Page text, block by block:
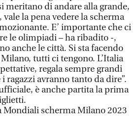
meritano di andare alla grande,
la pena vedere la scherma
E’ importante che ci
le olimpiadi – ha ribadito -,
anche le città. Si sta facendo
tutti ci tengono. L’Italia
regala sempre grandi
ragazzi avranno tanto da dire”.
è anche partita la prima
Mondiali scherma Milano 2023